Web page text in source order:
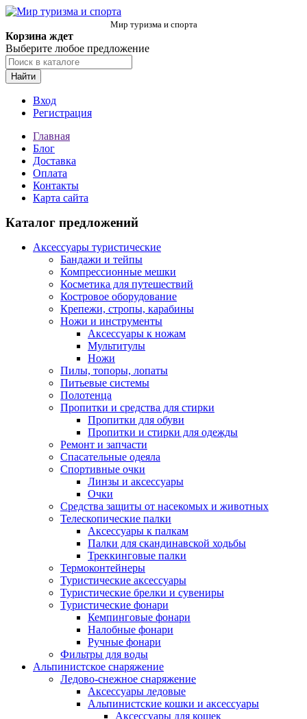
Мир туризма и спорта
Корзина ждет
Выберите любое предложение
Найти
Вход
Регистрация
Главная
Блог
Доставка
Оплата
Контакты
Карта сайта
Каталог предложений
Аксессуары туристические
Бандажи и тейпы
Компрессионные мешки
Косметика для путешествий
Костровое оборудование
Крепежи, стропы, карабины
Ножи и инструменты
Аксессуары к ножам
Мультитулы
Ножи
Пилы, топоры, лопаты
Питьевые системы
Полотенца
Пропитки и средства для стирки
Пропитки для обуви
Пропитки и стирки для одежды
Ремонт и запчасти
Спасательные одеяла
Спортивные очки
Линзы и аксессуары
Очки
Средства защиты от насекомых и животных
Телескопические палки
Аксессуары к палкам
Палки для скандинавской ходьбы
Треккинговые палки
Термоконтейнеры
Туристические аксессуары
Туристические брелки и сувениры
Туристические фонари
Кемпинговые фонари
Налобные фонари
Ручные фонари
Фильтры для воды
Альпинистское снаряжение
Ледово-снежное снаряжение
Аксессуары ледовые
Альпинистские кошки и аксессуары
Аксессуары для кошек